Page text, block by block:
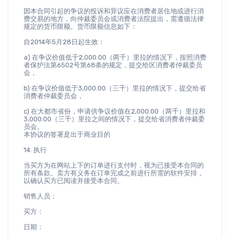
因本合同引起的争议的投诉和异议应在消费者居住地或进行消
费交易的地方，向仲裁委员会或消费者法院提出，需遵循法律
规定的货币限额。货币限额信息如下：
自2014年5月28日起生效：
a) 在争议价值低于2,000.00（两千）里拉的情况下，按照消费
者保护法第6502号第68条的规定，提交给区消费者仲裁委员
会，
b) 在争议价值低于3,000.00（三千）里拉的情况下，提交给省
消费者仲裁委员会，
c) 在大都市省份，申请供争议价值在2,000.00（两千）里拉和
3,000.00（三千）里拉之间的情况下，提交给省消费者仲裁委
员会。
本协议的签署是出于商业目的
14. 执行
当买方为在网站上下的订单进行支付时，视为已接受本合同的
所有条款。卖方有义务在订单完成之前进行所需的软件安排，
以确认买方已阅读并接受本合同。
销售人员：
买方：
日期：